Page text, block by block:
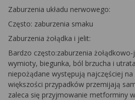
Zaburzenia układu nerwowego:
Często: zaburzenia smaku
Zaburzenia żołądka i jelit:
Bardzo często:zaburzenia
wymioty, biegunka, ból brzucha i
niepożądane występują najczęściej
większości przypadków przemijają
zaleca się przyjmowanie metforminy